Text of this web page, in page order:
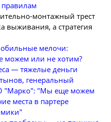
правилам
монтажный трест
выживания, а стратегия
мелочи:
можем или не хотим?
— тяжелые деньги
генеральный
"Марко": "Мы еще можем
места в партере